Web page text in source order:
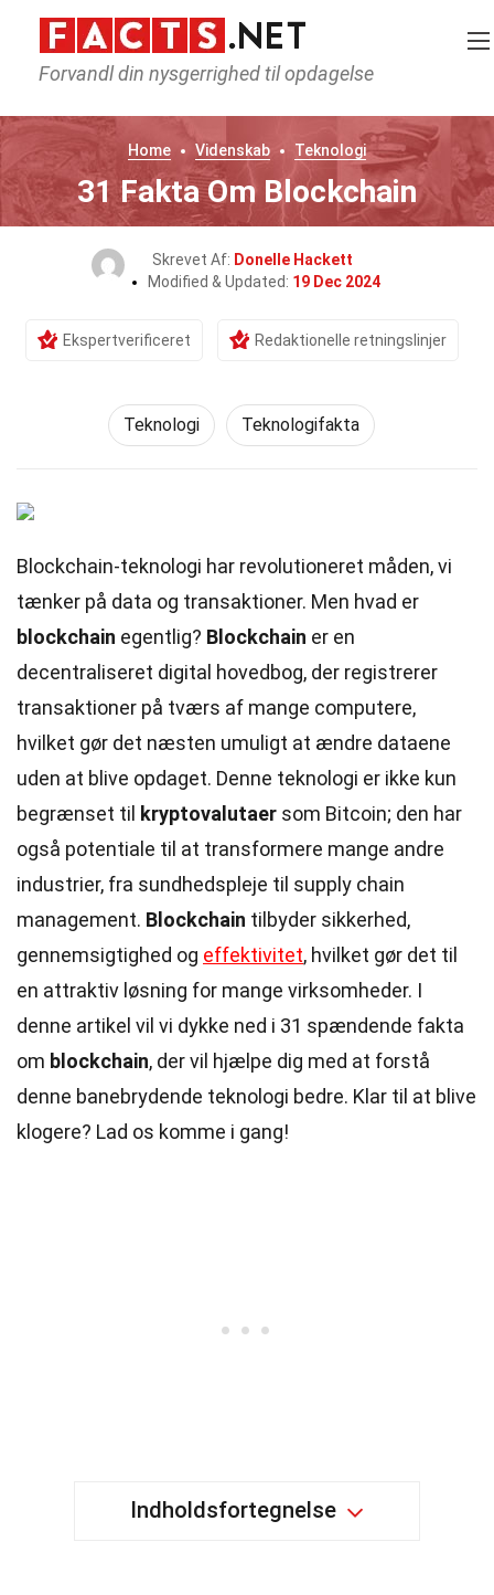
Forvandl din nysgerrighed til opdagelse
Home Videnskab Teknologi
31 Fakta Om Blockchain
Skrevet Af: Donelle Hackett
Modified & Updated: 19 Dec 2024
Ekspertverificeret Redaktionelle retningslinjer
Teknologi Teknologifakta
Blockchain-teknologi har revolutioneret måden, vi
tænker på data og transaktioner. Men hvad er
blockchain egentlig? Blockchain er en
decentraliseret digital hovedbog, der registrerer
transaktioner på tværs af mange computere,
hvilket gør det næsten umuligt at ændre dataene
uden at blive opdaget. Denne teknologi er ikke kun
begrænset til kryptovalutaer som Bitcoin; den har
også potentiale til at transformere mange andre
industrier, fra sundhedspleje til supply chain
management. Blockchain tilbyder sikkerhed,
gennemsigtighed og effektivitet, hvilket gør det til
en attraktiv løsning for mange virksomheder. I
denne artikel vil vi dykke ned i 31 spændende fakta
om blockchain, der vil hjælpe dig med at forstå
denne banebrydende teknologi bedre. Klar til at blive
klogere? Lad os komme i gang!
Indholdsfortegnelse